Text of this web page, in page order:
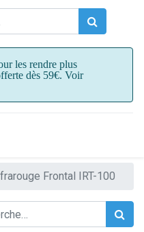
les rendre plus
dès 59€. Voir
Frontal IRT-100